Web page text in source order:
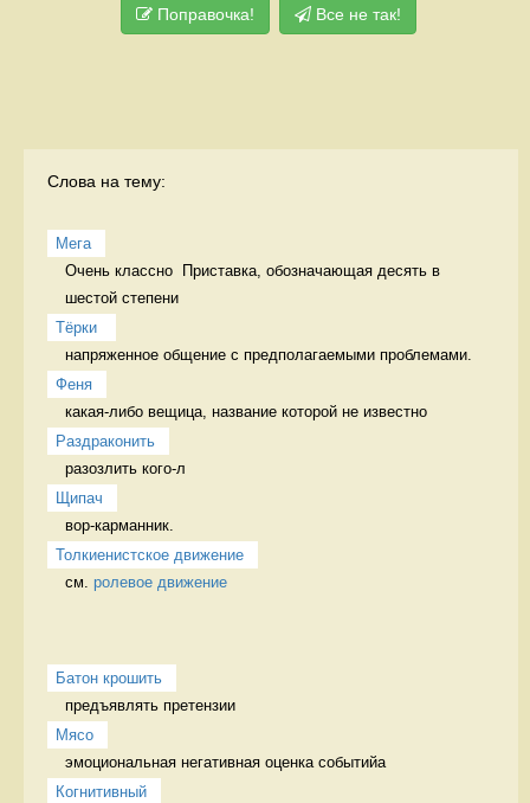
Поправочка! Все не так!
Слова на тему:
Мега
Очень классно  Приставка, обозначающая десять в
шестой степени
Тёрки
напряженное общение с предполагаемыми проблемами.
Феня
какая-либо вещица, название которой не известно
Раздраконить
разозлить кого-л
Щипач
вор-карманник.
Толкиенистское движение
см. ролевое движение
Батон крошить
предъявлять претензии
Мясо
эмоциональная негативная оценка событийа
Когнитивный